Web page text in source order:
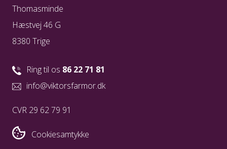
Thomasminde
Hæstvej 46 G
8380 Trige
Ring til os 86 22 71 81
info@viktorsfarmor.dk
CVR 29 62 79 91
Cookiesamtykke